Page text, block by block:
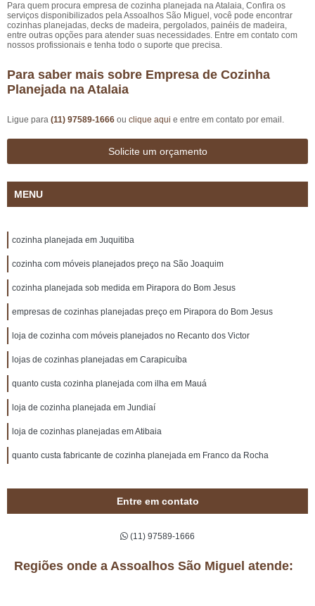
Para quem procura empresa de cozinha planejada na Atalaia, Confira os
serviços disponibilizados pela Assoalhos São Miguel, você pode encontrar
cozinhas planejadas, decks de madeira, pergolados, painéis de madeira,
entre outras opções para atender suas necessidades. Entre em contato com
nossos profissionais e tenha todo o suporte que precisa.
Para saber mais sobre Empresa de Cozinha
Planejada na Atalaia
Ligue para (11) 97589-1666 ou clique aqui e entre em contato por email.
Solicite um orçamento
MENU
cozinha planejada em Juquitiba
cozinha com móveis planejados preço na São Joaquim
cozinha planejada sob medida em Pirapora do Bom Jesus
empresas de cozinhas planejadas preço em Pirapora do Bom Jesus
loja de cozinha com móveis planejados no Recanto dos Victor
lojas de cozinhas planejadas em Carapicuíba
quanto custa cozinha planejada com ilha em Mauá
loja de cozinha planejada em Jundiaí
loja de cozinhas planejadas em Atibaia
quanto custa fabricante de cozinha planejada em Franco da Rocha
Entre em contato
(11) 97589-1666
Regiões onde a Assoalhos São Miguel atende: